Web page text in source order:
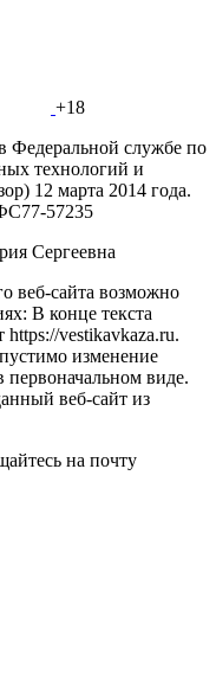
+18
Федеральной службе по
технологий и
12 марта 2014 года.
57235
Сергеевна
веб-сайта возможно
В конце текста
https://vestikavkaza.ru.
изменение
первоначальном виде.
веб-сайт из
на почту